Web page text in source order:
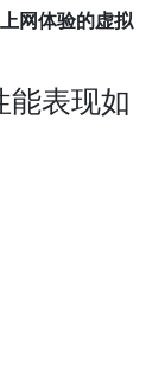
网体验的虚拟
能表现如